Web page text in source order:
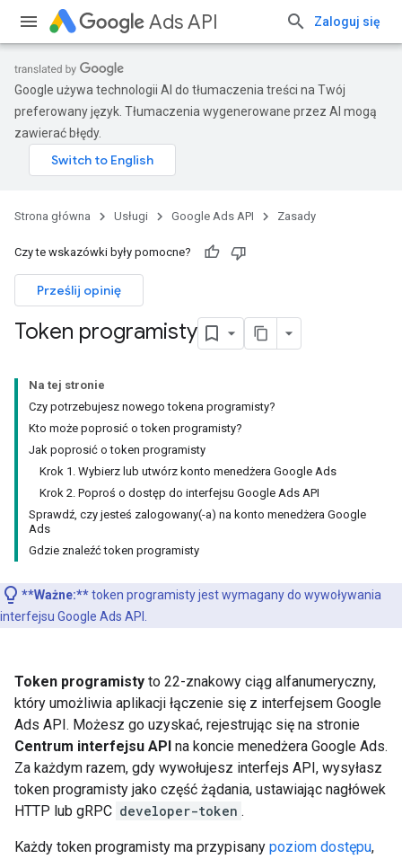
Ads API Zaloguj się
Google używa technologii AI do tłumaczenia treści na Twój
preferowany język. Tłumaczenia wygenerowane przez AI mogą
zawierać błędy.
Strona główna Usługi Google Ads API Zasady
Czy te wskazówki były pomocne?
Prześlij opinię
Token programisty
Na tej stronie
Czy potrzebujesz nowego tokena programisty?
Kto może poprosić o token programisty?
Jak poprosić o token programisty
Krok 1. Wybierz lub utwórz konto menedżera Google Ads
Krok 2. Poproś o dostęp do interfejsu Google Ads API
Sprawdź, czy jesteś zalogowany(-a) na konto menedżera Google
Ads
Gdzie znaleźć token programisty
**Ważne:**token programisty jest wymagany do wywoływania
interfejsu Google Ads API.
Token programisty to 22-znakowy ciąg alfanumeryczny,
który umożliwia aplikacji łączenie się z interfejsem Google
Ads API. Możesz go uzyskać, rejestrując się na stronie
Centrum interfejsu API na koncie menedżera Google Ads.
Za każdym razem, gdy wywołujesz interfejs API, wysyłasz
token programisty jako część żądania, ustawiając nagłówek
HTTP lub gRPC developer-token .
Każdy token programisty ma przypisany poziom dostępu,